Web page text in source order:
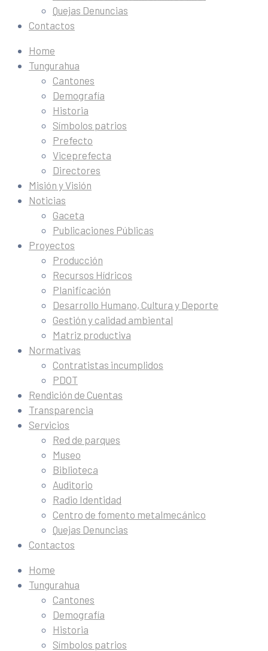
Quejas Denuncias
Contactos
Home
Tungurahua
Cantones
Demografía
Historia
Símbolos patrios
Prefecto
Viceprefecta
Directores
Misión y Visión
Noticias
Gaceta
Publicaciones Públicas
Proyectos
Producción
Recursos Hídricos
Planificación
Desarrollo Humano, Cultura y Deporte
Gestión y calidad ambiental
Matriz productiva
Normativas
Contratistas incumplidos
PDOT
Rendición de Cuentas
Transparencia
Servicios
Red de parques
Museo
Biblioteca
Auditorio
Radio Identidad
Centro de fomento metalmecánico
Quejas Denuncias
Contactos
Home
Tungurahua
Cantones
Demografía
Historia
Símbolos patrios